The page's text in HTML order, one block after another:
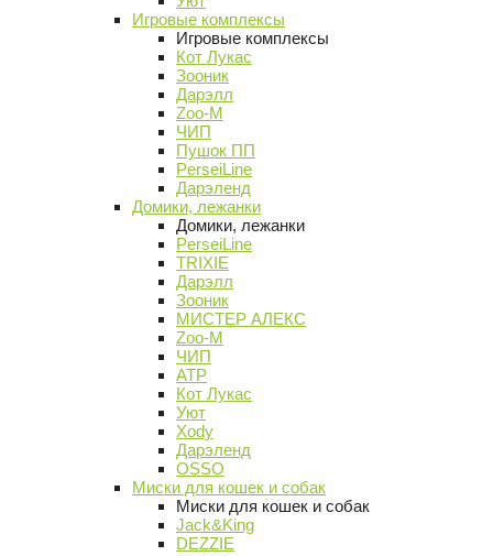
Игровые комплексы
Игровые комплексы
Кот Лукас
Зооник
Дарэлл
Zoo-M
ЧИП
Пушок ПП
PerseiLine
Дарэленд
Домики, лежанки
Домики, лежанки
PerseiLine
TRIXIE
Дарэлл
Зооник
МИСТЕР АЛЕКС
Zoo-M
ЧИП
АТР
Кот Лукас
Уют
Xody
Дарэленд
OSSO
Миски для кошек и собак
Миски для кошек и собак
Jack&King
DEZZIE